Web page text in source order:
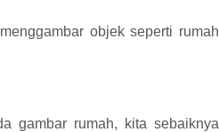
objek seperti rumah
gambar rumah, kita sebaiknya